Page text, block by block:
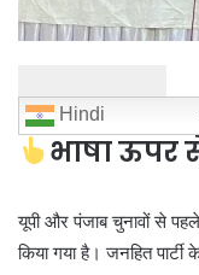
Hindi
भाषा
यूपी और पंजाब चुनावों से
किया गया है। जनहित पार्टी